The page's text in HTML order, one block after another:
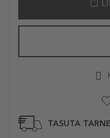
TASUTA